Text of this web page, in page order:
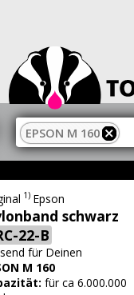
EPSON M 160
1) Epson
schwarz
22-B
für Deinen
M 160
für ca 6.000.000